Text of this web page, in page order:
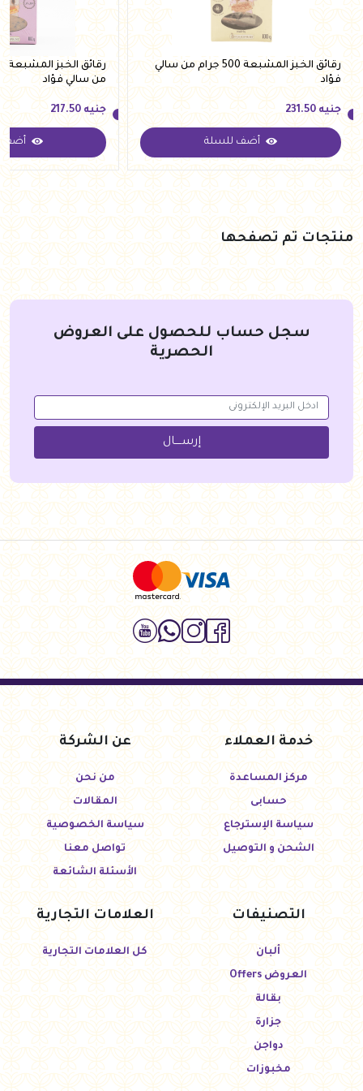
رقائق الخبز المشبعة 500 جرام من سالي
فؤاد
جنيه
جنيه 231.50
أضف للسلة
من سالي فؤاد
جنيه
جنيه 217.50
أضف
منتجات تم تصفحها
سجل حساب للحصول على العروض
الحصرية
إرســــال
خدمة العملاء
مركز المساعدة
حسابى
سياسة الإسترجاع
الشحن و التوصيل
عن الشركة
من نحن
المقالات
سياسة الخصوصية
تواصل معنا
الأسئلة الشائعة
التصنيفات
ألبان
العروض Offers
بقالة
جزارة
دواجن
مخبوزات
العلامات التجارية
كل العلامات التجارية